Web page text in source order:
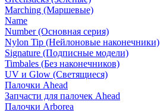
Marching (Маршевые)
Name
Number (Основная серия)
Nylon Tip (Нейлоновые наконечники)
Signature (Подписные модели)
Timbales (Без наконечников)
UV и Glow (Светящиеся)
Палочки Ahead
Запчасти для палочек Ahead
Палочки Arborea